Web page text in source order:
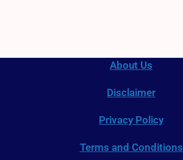
About Us
Disclaimer
Privacy Policy
Terms and Conditions